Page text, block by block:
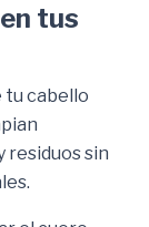
tus
tu cabello
residuos sin